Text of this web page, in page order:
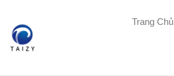
Trang Chủ